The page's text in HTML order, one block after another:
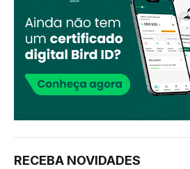
RECEBA NOVIDADES